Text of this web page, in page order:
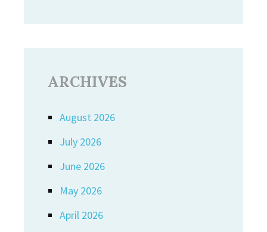
ARCHIVES
August 2026
July 2026
June 2026
May 2026
April 2026